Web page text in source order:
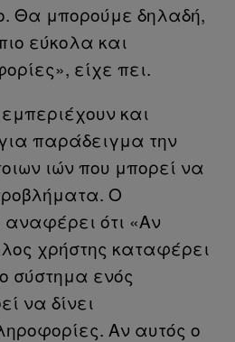
Θα μπορούμε δηλαδή,
εύκολα και
είχε πει.
και
παράδειγμα την
ιών που μπορεί να
Ο
ότι «Αν
χρήστης καταφέρει
σύστημα ενός
να δίνει
Αν αυτός ο